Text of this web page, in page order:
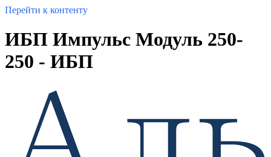
Перейти к контенту
ИБП Импульс Модуль 250-
250 - ИБП